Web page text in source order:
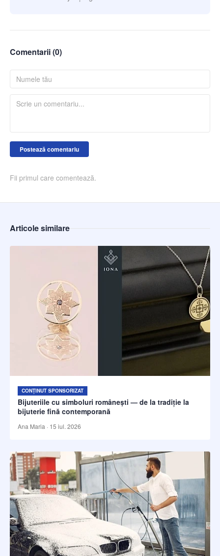
Comentarii (0)
Postează comentariu
Fii primul care comentează.
Articole similare
CONȚINUT SPONSORIZAT
Bijuteriile cu simboluri românești — de la tradiție la
bijuterie fină contemporană
Ana Maria · 15 iul. 2026